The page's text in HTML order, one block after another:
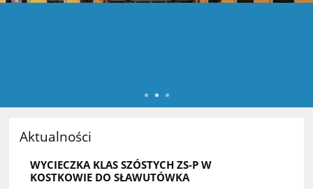
Aktualności
WYCIECZKA KLAS SZÓSTYCH ZS-P W
KOSTKOWIE DO SŁAWUTÓWKA